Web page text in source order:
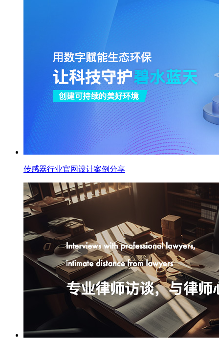
传感器行业官网设计案例分享